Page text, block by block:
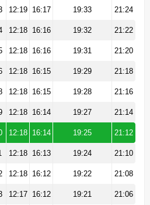
12:19 16:17 19:33 21:24
12:18 16:16 19:32 21:22
12:18 16:16 19:31 21:20
12:18 16:15 19:29 21:18
12:18 16:15 19:28 21:16
12:18 16:14 19:27 21:14
12:18 16:14 19:25 21:12
12:18 16:13 19:24 21:10
12:18 16:12 19:22 21:08
12:17 16:12 19:21 21:06